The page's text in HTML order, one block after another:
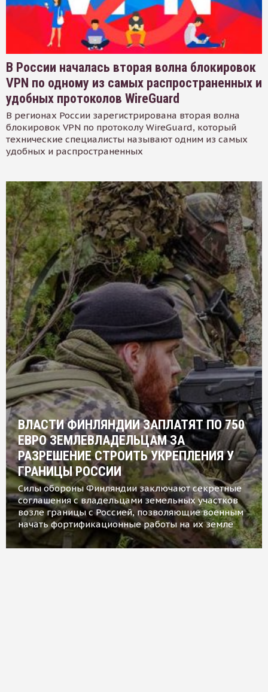
В России началась вторая волна блокировок
VPN по одному из самых распространенных и
удобных протоколов WireGuard
В регионах России зарегистрирована вторая волна
блокировок VPN по протоколу WireGuard, который
технические специалисты называют одним из самых
удобных и распространенных
ВЛАСТИ ФИНЛЯНДИИ ЗАПЛАТЯТ ПО 750
ЕВРО ЗЕМЛЕВЛАДЕЛЬЦАМ ЗА
РАЗРЕШЕНИЕ СТРОИТЬ УКРЕПЛЕНИЯ У
ГРАНИЦЫ РОССИИ
Силы обороны Финляндии заключают секретные
соглашения с владельцами земельных участков
возле границы с Россией, позволяющие военным
начать фортификационные работы на их земле